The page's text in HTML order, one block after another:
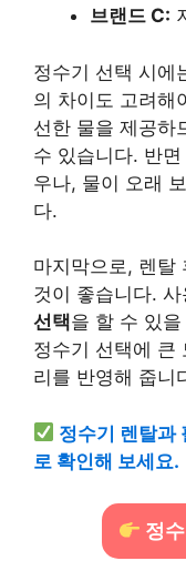
브랜드 C:
정수기 선택 시에
의 차이도 고려해
선한 물을 제공하
수 있습니다. 반
우나, 물이 오래
다.
마지막으로, 렌탈
것이 좋습니다.
선택을 할 수 있
정수기 선택에 큰
리를 반영해 줍니
정수기 렌탈과
로 확인해 보세요.
정